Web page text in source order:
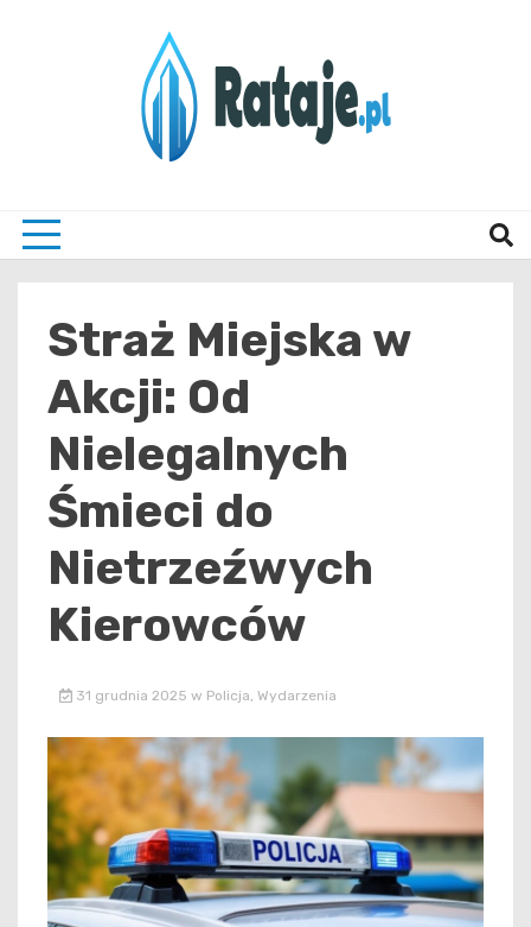
Straż Miejska w
Akcji: Od
Nielegalnych
Śmieci do
Nietrzeźwych
Kierowców
31 grudnia 2025 w Policja, Wydarzenia